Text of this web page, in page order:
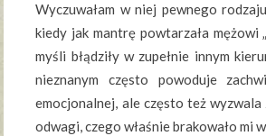
Wyczuwałam w niej pewnego
kiedy jak mantrę powtarzała mężowi „
myśli błądziły w zupełnie innym
nieznanym często powoduje
emocjonalnej, ale często też
odwagi, czego właśnie brakowało mi